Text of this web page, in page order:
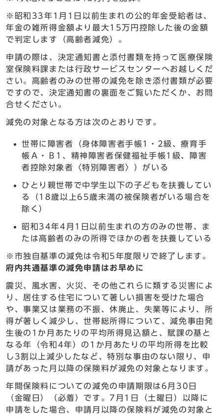
※昭和33年1月1日以前生まれの公的年金受給者は、
年金の雑所得金額より最大15万円控除した後の金額
で判定します（高齢者減免）。
申請の際は、決定通知書と添付書類を持って医療保険
室保険料課または行政サービスセンターへお越しくだ
さい。高齢者のみの世帯の減免を除き添付書類が必要
ですので、決定通知書の裏面をご覧いただくか、お問
合せください。
減免の対象となる方は次のとおりです。
世帯に障害者（身体障害者手帳1・2級、療育手
帳Ａ・Ｂ1、精神障害者保健福祉手帳1級、障害
者控除対象者〈特別障害者〉）がいる
ひとり親世帯で中学生以下の子どもを扶養してい
る（18歳以上65歳未満の被保険者がいる場合を
除く）
昭和34年4月1日以前生まれの方のみの世帯、ま
たは高齢者のみの所得でほかの者を扶養している
※市独自基準の減免は令和5年度限りで終了します。
府内共通基準の減免申請はお早めに
震災、風水害、火災、その他これらに類する災害によ
り、居住する住宅について著しい損害を受けた場合
や、事業又は業務の不振、休廃止、失業等により、所
得が著しく減少し、世帯総所得について、減免事由発
生後の1か月あたりの平均所得見込額と、賦課の基と
なる年（令和4年）の1か月あたりの平均所得を比較
し3割以上減少したなど、特別な事由のない限り、申
請があった月以降の保険料が減免の対象となります。
年間保険料についての減免の申請期限は6月30日
（金曜日）（必着）です。7月1日（土曜日）以降に
申請をした場合、申請月以降の保険料が減免の対象と